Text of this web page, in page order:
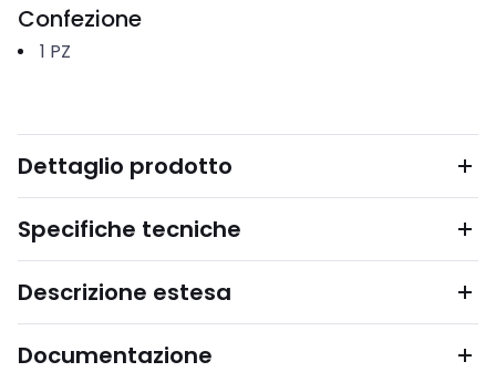
Confezione
1 PZ
Dettaglio prodotto
Specifiche tecniche
Descrizione estesa
Documentazione